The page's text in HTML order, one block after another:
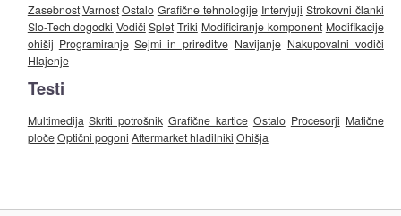
ZasebnostVarnostOstalo Grafične tehnologije Intervjuji Strokovni članki
Slo-Tech dogodki Vodiči Splet Triki Modificiranje komponent Modifikacije
ohišij Programiranje Sejmi in prireditve Navijanje Nakupovalni vodiči
Hlajenje
Testi
Multimedija Skriti potrošnik Grafične kartice Ostalo Procesorji Matične
pločeOptični pogoni Aftermarket hladilniki Ohišja